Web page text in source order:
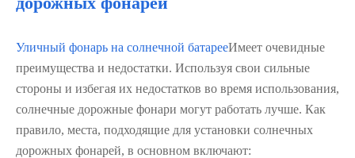
Уличный фонарь на солнечной батарееИмеет очевидные
преимущества и недостатки. Используя свои сильные
стороны и избегая их недостатков во время использования,
солнечные дорожные фонари могут работать лучше. Как
правило, места, подходящие для установки солнечных
дорожных фонарей, в основном включают: